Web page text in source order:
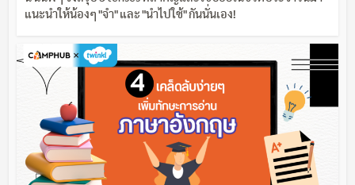
แนะนำให้น้องๆ "จำ" และ "นำไปใช้" กันนั่นเอง!